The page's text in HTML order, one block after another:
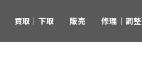
買取｜下取 販売 修理｜調整